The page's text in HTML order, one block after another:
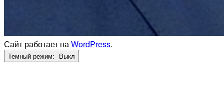
Сайт работает наWordPress.
Темный режим: